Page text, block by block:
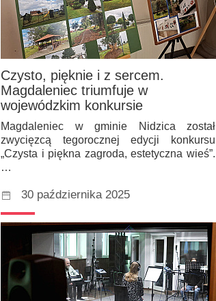
Czysto, pięknie i z sercem.
Magdaleniec triumfuje w
wojewódzkim konkursie
Magdaleniec w gminie Nidzica został
zwycięzcą tegorocznej edycji konkursu
„Czysta i piękna zagroda, estetyczna wieś”.
…
30 października 2025